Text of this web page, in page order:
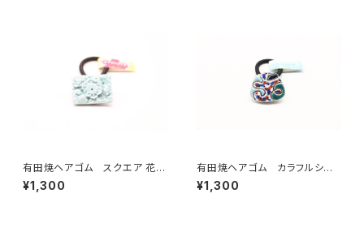
有田焼ヘアゴム スクエア 花
(水色)
¥1,300
有田焼ヘアゴム カラフルシル
バー
¥1,300